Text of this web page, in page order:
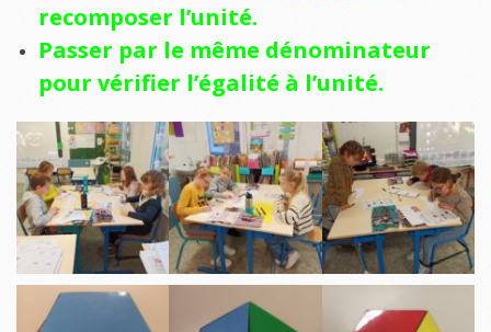
recomposer l’unité.
Passer par le même dénominateur
pour vérifier l’égalité à l’unité.